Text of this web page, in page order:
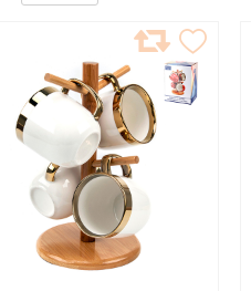
ИЗБРАННОЕ